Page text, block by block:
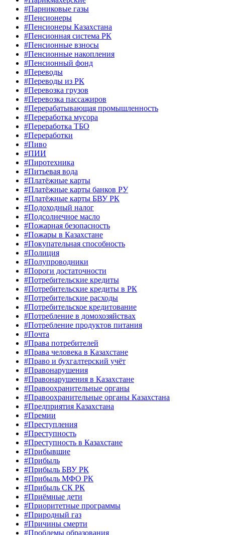
#Парниковые газы
#Пенсионеры
#Пенсионеры Казахстана
#Пенсионная система РК
#Пенсионные взносы
#Пенсионные накопления
#Пенсионный фонд
#Переводы
#Переводы из РК
#Перевозка грузов
#Перевозка пассажиров
#Перерабатывающая промышленность
#Переработка мусора
#Переработка ТБО
#Переработки
#Пиво
#ПИИ
#Пиротехника
#Питьевая вода
#Платёжные карты
#Платёжные карты банков РУ
#Платёжные карты БВУ РК
#Подоходный налог
#Подсолнечное масло
#Пожарная безопасность
#Пожары в Казахстане
#Покупательная способность
#Полиция
#Полупроводники
#Пороги достаточности
#Потребительские кредиты
#Потребительские кредиты в РК
#Потребительские расходы
#Потребительское кредитование
#Потребление в домохозяйствах
#Потребление продуктов питания
#Почта
#Права потребителей
#Права человека в Казахстане
#Право и бухгалтерский учёт
#Правонарушения
#Правонарушения в Казахстане
#Правоохранительные органы
#Правоохранительные органы Казахстана
#Предприятия Казахстана
#Премии
#Преступления
#Преступность
#Преступность в Казахстане
#Прибывшие
#Прибыль
#Прибыль БВУ РК
#Прибыль МФО РК
#Прибыль СК РК
#Приёмные дети
#Приоритетные программы
#Природный газ
#Причины смерти
#Проблемы образования